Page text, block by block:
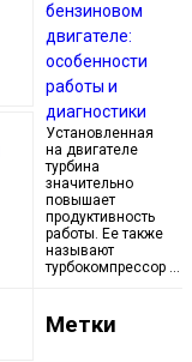
бензиновом
двигателе:
особенности
работы и
диагностики
Установленная
на двигателе
турбина
значительно
повышает
продуктивность
работы. Ее также
называют
турбокомпрессор …
Метки